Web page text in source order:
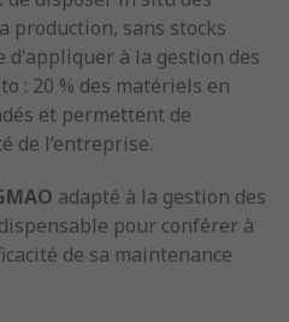
production, sans stocks
à la gestion des
: 20 % des matériels en
et permettent de
de l’entreprise.
adapté à la gestion des
pour conférer à
de sa maintenance